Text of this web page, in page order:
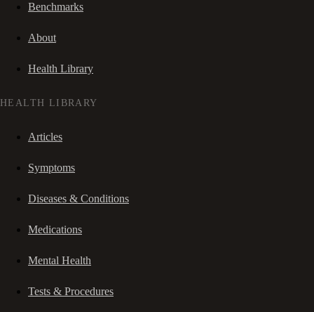
Benchmarks
About
Health Library
HEALTH LIBRARY
Articles
Symptoms
Diseases & Conditions
Medications
Mental Health
Tests & Procedures